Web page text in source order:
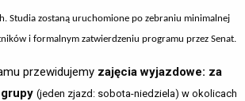
Studia zostaną uruchomione po zebraniu minimalnej
i formalnym zatwierdzeniu programu przez Senat.
przewidujemy zajęcia wyjazdowe: za
(jeden zjazd: sobota-niedziela) w okolicach